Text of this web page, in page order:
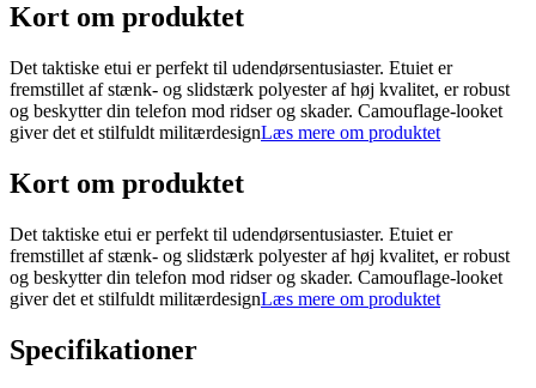
Kort om produktet
Det taktiske etui er perfekt til udendørsentusiaster. Etuiet er
fremstillet af stænk- og slidstærk polyester af høj kvalitet, er robust
og beskytter din telefon mod ridser og skader. Camouflage-looket
giver det et stilfuldt militærdesignLæs mere om produktet
Kort om produktet
Det taktiske etui er perfekt til udendørsentusiaster. Etuiet er
fremstillet af stænk- og slidstærk polyester af høj kvalitet, er robust
og beskytter din telefon mod ridser og skader. Camouflage-looket
giver det et stilfuldt militærdesignLæs mere om produktet
Specifikationer